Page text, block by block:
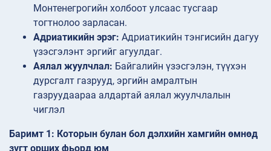
Монтенегрогийн холбоот улсаас тусгаар
тогтнолоо зарласан.
Адриатикийн эрэг: Адриатикийн тэнгисийн дагуу
үзэсгэлэнт эргийг агуулдаг.
Аялал жуулчлал: Байгалийн үзэсгэлэн, түүхэн
дурсгалт газрууд, эргийн амралтын
газруудаараа алдартай аялал жуулчлалын
чиглэл
Баримт 1: Которын булан бол дэлхийн хамгийн өмнөд
зүгт орших фьорд юм